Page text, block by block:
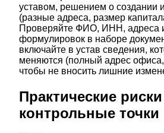
уставом, решением о создании
(разные адреса, размер
Проверяйте ФИО, ИНН, адреса
формулировок в наборе
включайте в устав сведения,
меняются (полный адрес
чтобы не вносить лишние
Практические
контрольные точки